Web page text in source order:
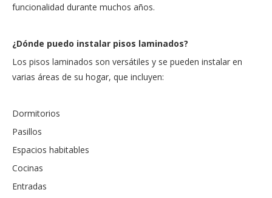
funcionalidad durante muchos años.
¿Dónde puedo instalar pisos laminados?
Los pisos laminados son versátiles y se pueden instalar en
varias áreas de su hogar, que incluyen:
Dormitorios
Pasillos
Espacios habitables
Cocinas
Entradas